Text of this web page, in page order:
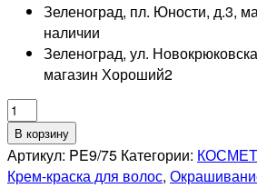
Зеленоград, пл. Юности, д.3,
наличии
Зеленоград, ул.
магазин Хороший2
Количество
товара
ESTEL
PROFESSIONNEL
В корзину
Артикул: PE9/75 Категории:
Крем-краска для волос,